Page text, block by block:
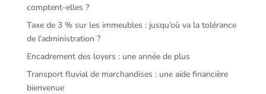
comptent-elles ?
Taxe de 3 % sur les immeubles : jusqu’où va la tolérance
de l’administration ?
Encadrement des loyers : une année de plus
Transport fluvial de marchandises : une aide financière
bienvenue